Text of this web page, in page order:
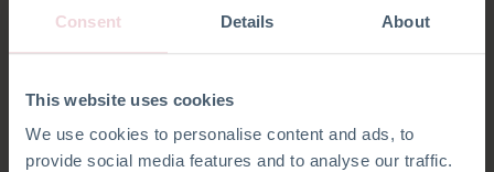
Consent Details About
This website uses cookies
We use cookies to personalise content and ads, to
provide social media features and to analyse our traffic.